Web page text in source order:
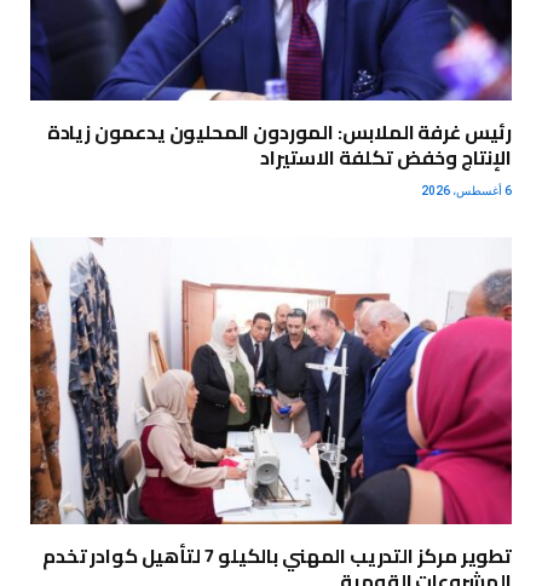
رئيس غرفة الملابس: الموردون المحليون يدعمون زيادة
الإنتاج وخفض تكلفة الاستيراد
6 أغسطس، 2026
تطوير مركز التدريب المهني بالكيلو 7 لتأهيل كوادر تخدم